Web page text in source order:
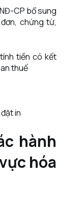
CP bổ sung
chứng từ,
tiền có kết
thuế
in
hành
hóa